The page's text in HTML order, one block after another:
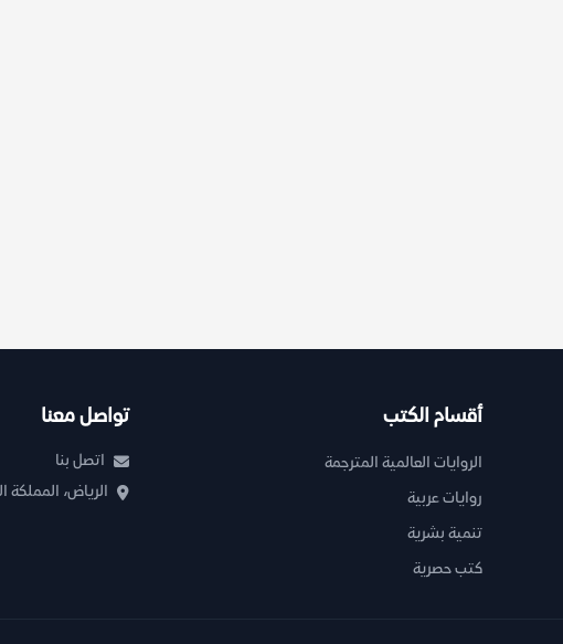
أقسام الكتب
الروايات العالمية المترجمة
روايات عربية
تنمية بشرية
كتب حصرية
تواصل معنا
اتصل بنا
الرياض، المملكة